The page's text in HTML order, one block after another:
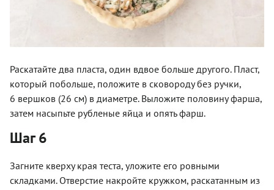
Раскатайте два пласта, один вдвое больше другого. Пласт,
который побольше, положите в сковороду без ручки,
6 вершков (26 см) в диаметре. Выложите половину фарша,
затем насыпьте рубленые яйца и опять фарш.
Шаг 6
Загните кверху края теста, уложите его ровными
складками. Отверстие накройте кружком, раскатанным из